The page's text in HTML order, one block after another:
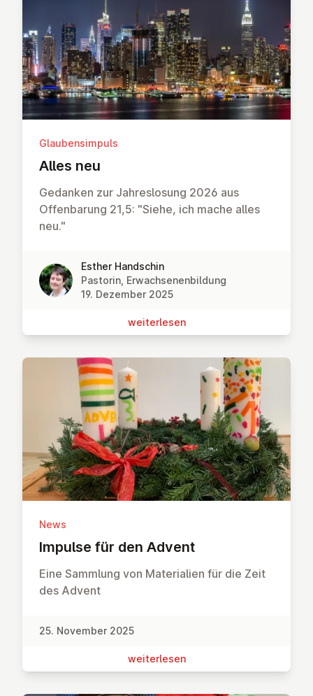
Glaubensimpuls
Alles neu
Gedanken zur Jahreslosung 2026 aus
Offenbarung 21,5: "Siehe, ich mache alles
neu."
Esther Handschin
Pastorin, Erwachsenenbildung
19. Dezember 2025
wei­ter­le­sen
News
Impulse für den Advent
Eine Sammlung von Materialien für die Zeit
des Advent
25. November 2025
wei­ter­le­sen